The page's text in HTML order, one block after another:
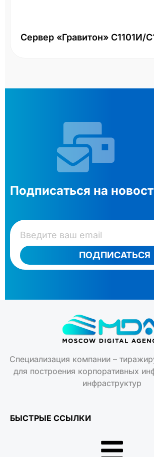
Сервер «Гравитон» С1101И/
Подписаться на
ПОДПИСАТЬСЯ
Специализация компании –
для построения корпоративных
инфраструктур
БЫСТРЫЕ ССЫЛКИ